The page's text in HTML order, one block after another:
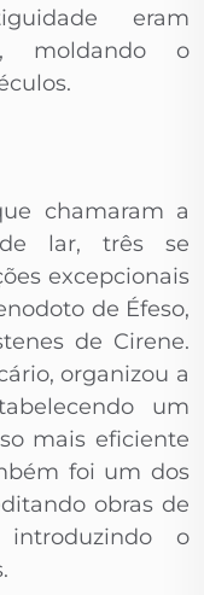
eram
moldando o
chamaram a
lar, três se
excepcionais
de Éfeso,
de Cirene.
organizou a
um
mais eficiente
foi um dos
obras de
o